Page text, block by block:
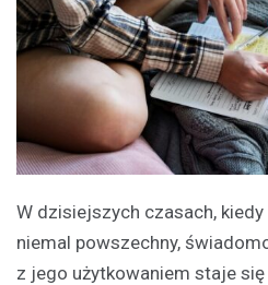
W dzisiejszych czasach,
niemal powszechny,
z jego użytkowaniem staje się